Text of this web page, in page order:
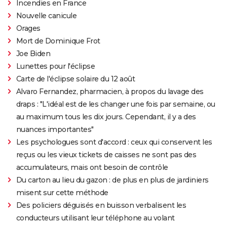
Incendies en France
Nouvelle canicule
Orages
Mort de Dominique Frot
Joe Biden
Lunettes pour l'éclipse
Carte de l'éclipse solaire du 12 août
Alvaro Fernandez, pharmacien, à propos du lavage des
draps : "L'idéal est de les changer une fois par semaine, ou
au maximum tous les dix jours. Cependant, il y a des
nuances importantes"
Les psychologues sont d'accord : ceux qui conservent les
reçus ou les vieux tickets de caisses ne sont pas des
accumulateurs, mais ont besoin de contrôle
Du carton au lieu du gazon : de plus en plus de jardiniers
misent sur cette méthode
Des policiers déguisés en buisson verbalisent les
conducteurs utilisant leur téléphone au volant